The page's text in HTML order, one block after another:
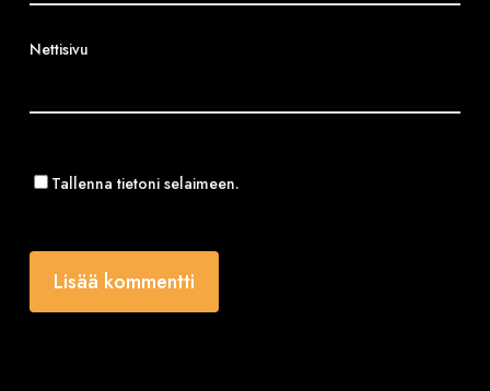
Nettisivu
Tallenna tietoni selaimeen.